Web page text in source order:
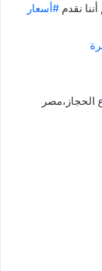
نقدم#أسعار
موقع الشركة فى : 12 شارع الحجاز،مصر